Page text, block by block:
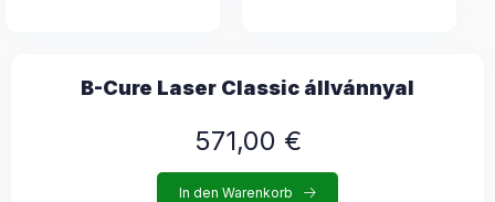
B-Cure Laser Classic állvánnyal
In den Warenkorb